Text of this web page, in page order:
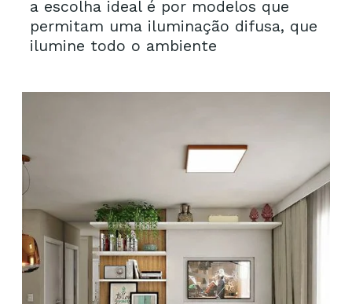
a escolha ideal é por modelos que
permitam uma iluminação difusa, que
ilumine todo o ambiente